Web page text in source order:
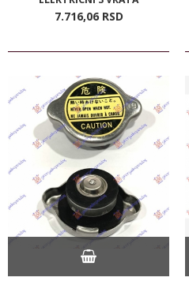
7.716,06 RSD